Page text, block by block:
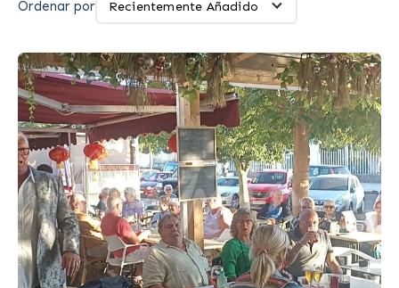
Ordenar por